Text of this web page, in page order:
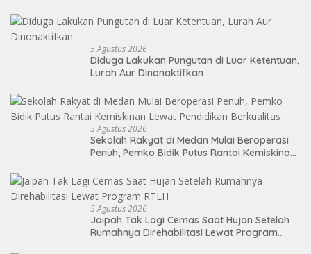
5 Agustus 2026
Diduga Lakukan Pungutan di Luar Ketentuan,
Lurah Aur Dinonaktifkan
5 Agustus 2026
Sekolah Rakyat di Medan Mulai Beroperasi
Penuh, Pemko Bidik Putus Rantai Kemiskinan
5 Agustus 2026
Jaipah Tak Lagi Cemas Saat Hujan Setelah
Rumahnya Direhabilitasi Lewat Program